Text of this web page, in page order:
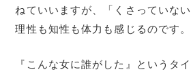
ねていいますが、「くさっていな
理性も知性も体力も感じるのです。
『こんな女に誰がした』というタ